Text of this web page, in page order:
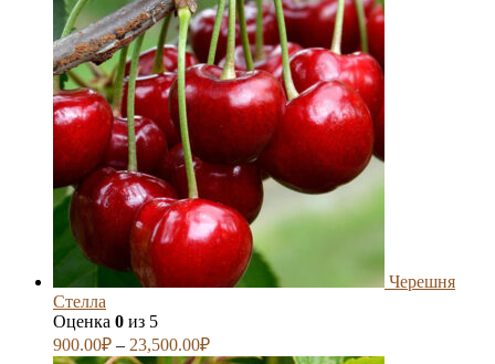
Черешня
Стелла
Оценка 0 из 5
900.00₽ – 23,500.00₽